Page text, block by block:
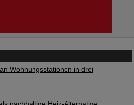
Wohnungsstationen in drei